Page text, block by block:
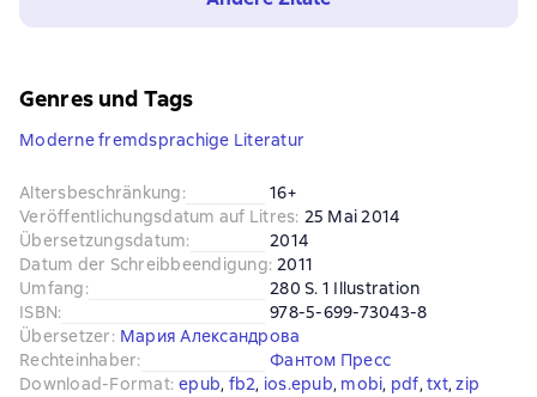
Genres und Tags
Moderne fremdsprachige Literatur
Altersbeschränkung:
16+
Veröffentlichungsdatum auf Litres: 25 Mai 2014
Übersetzungsdatum:
2014
Datum der Schreibbeendigung: 2011
Umfang:
280 S. 1 Illustration
ISBN:
978-5-699-73043-8
Übersetzer: Мария Александрова
Rechteinhaber:
Фантом Пресс
Download-Format: epub, fb2, ios.epub, mobi, pdf, txt, zip